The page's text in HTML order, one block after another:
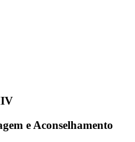
e Aconselhamento